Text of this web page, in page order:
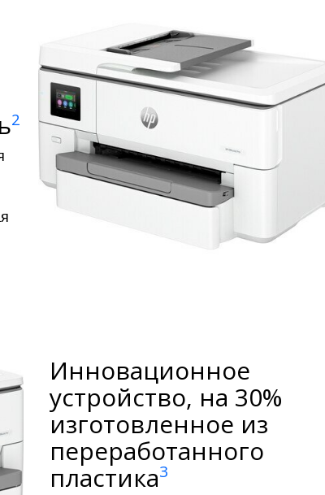
2
Инновационное
устройство, на 30%
изготовленное из
переработанного
пластика3